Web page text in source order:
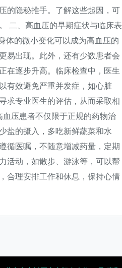
的隐秘推手。了解这些起因，可
二、高血压的早期症状与临床表
体的微小变化可以成为高血压的
易出现。此外，还有少数患者会
在逐步升高。临床检查中，医生
有效避免严重并发症，如心脏
求专业医生的评估，从而采取相
压患者不仅限于正规的药物治
盐的摄入，多吃新鲜蔬菜和水
循医嘱，不随意增减药量，定期
活动，如散步、游泳等，可以帮
合理安排工作和休息，保持心情